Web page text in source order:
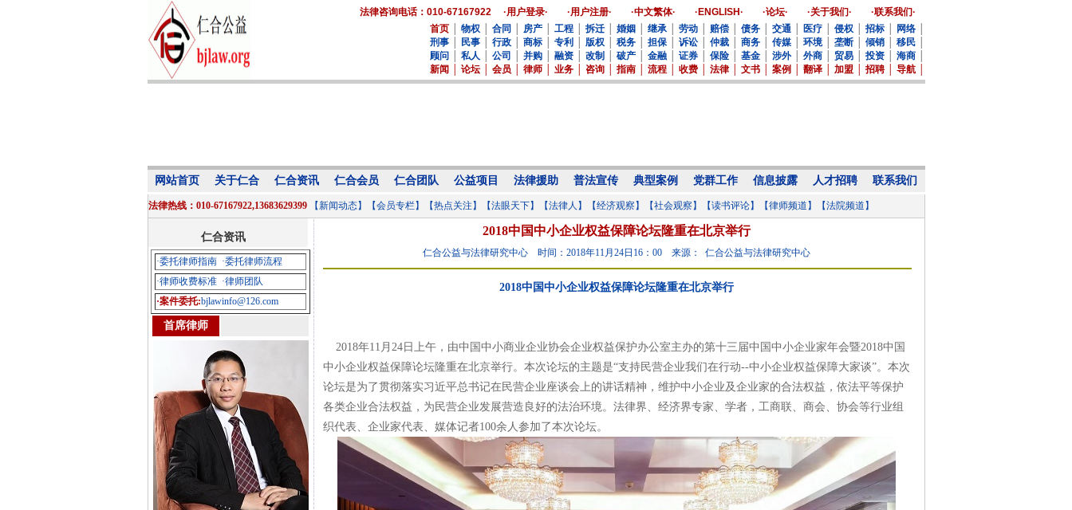
法律咨询电话：010-67167922 ·用户登录· ·用户注册· ·中文繁体· ·ENGLISH· ·论坛· ·关于我们·
·联系我们·
首页
物权 合同 房产 工程 拆迁 婚姻 继承 劳动 赔偿 债务 交通 医疗 侵权 招标 网络
刑事
民事 行政 商标 专利 版权 税务 担保 诉讼 仲裁 商务 传媒 环境 垄断 倾销 移民
顾问
私人 公司 并购 融资 改制 破产 金融 证券 保险 基金 涉外 外商 贸易 投资 海商
新闻
论坛 会员 律师 业务 咨询 指南 流程 收费 法律 文书 案例 翻译 加盟 招聘 导航
网站首页 关于仁合 仁合资讯 仁合会员 仁合团队 公益项目 法律援助 普法宣传 典型案例 党群工作 信息披露 人才招聘 联系我们
法律热线：010-67167922,13683629399 【新闻动态】 【会员专栏】 【热点关注】 【法眼天下】 【法律人】 【经济观察】 【社会观察】 【读书评论】 【律师频道】 【法院频道】
仁合资讯
·委托律师指南 ·委托律师流程
·律师收费标准 ·律师团队
·案件委托:bjlawinfo@126.com
首席律师
2018中国中小企业权益保障论坛隆重在北京举行
仁合公益与法律研究中心 时间：2018年11月24日16：00 来源： 仁合公益与法律研究中心
2018中国中小企业权益保障论坛隆重在北京举行
2018年11月24日上午，由中国中小商业企业协会企业权益保护办公室主办的第十三届中国中小企业家年会暨2018中国
中小企业权益保障论坛隆重在北京举行。本次论坛的主题是“支持民营企业我们在行动--中小企业权益保障大家谈”。本次
论坛是为了贯彻落实习近平总书记在民营企业座谈会上的讲话精神，维护中小企业及企业家的合法权益，依法平等保护
各类企业合法权益，为民营企业发展营造良好的法治环境。法律界、经济界专家、学者，工商联、商会、协会等行业组
织代表、企业家代表、媒体记者100余人参加了本次论坛。